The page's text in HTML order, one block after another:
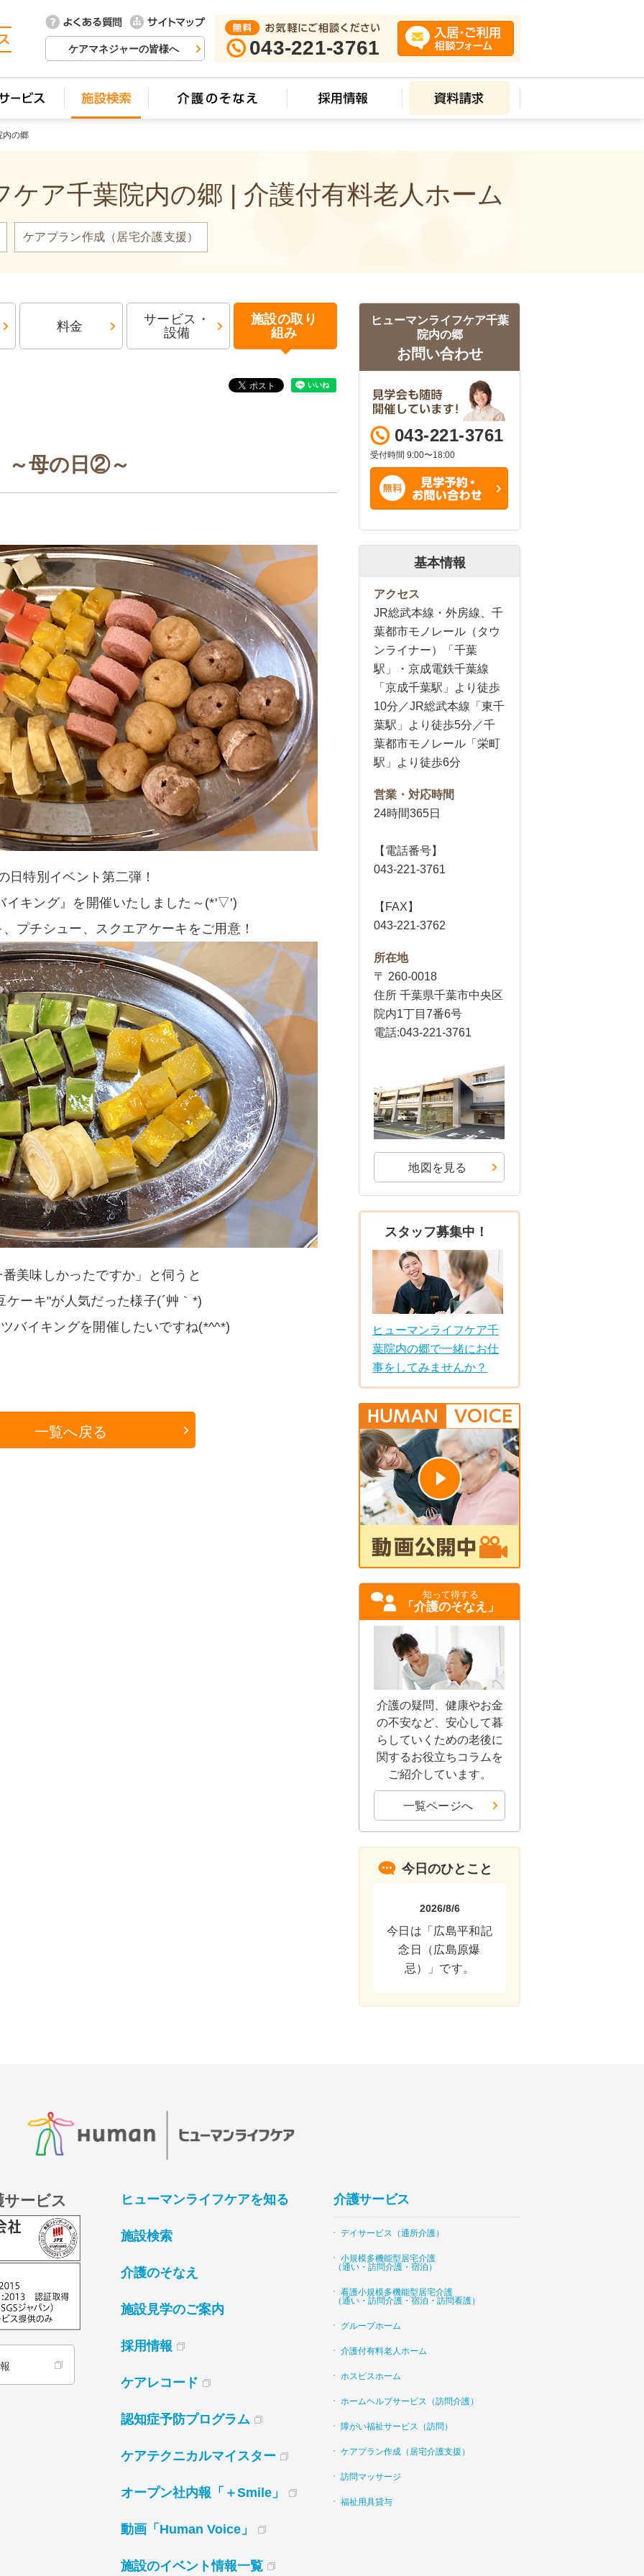
ケアマネジャーの皆様へ 043-221-3761
内の郷
ア千葉院内の郷 | 介護付有料老人ホーム
ケアプラン作成（居宅介護支援）
料金
サービス・
設備
施設の取り
組み
～母の日②～
日特別イベント第二弾！
イキング』を開催いたしました～(*'▽')
プチシュー、スクエアケーキをご用意！
美味しかったですか」と伺うと
ケーキ"が人気だった様子(´艸｀*)
バイキングを開催したいですね(*^^*)
一覧へ戻る
ヒューマンライフケア千葉
院内の郷
お問い合わせ
043-221-3761
受付時間 9:00〜18:00
基本情報
アクセス
JR総武本線・外房線、千
葉都市モノレール（タウ
ンライナー）「千葉
駅」・京成電鉄千葉線
「京成千葉駅」より徒歩
10分／JR総武本線「東千
葉駅」より徒歩5分／千
葉都市モノレール「栄町
駅」より徒歩6分
営業・対応時間
24時間365日
【電話番号】
043-221-3761
【FAX】
043-221-3762
所在地
〒 260-0018
住所 千葉県千葉市中央区
院内1丁目7番6号
電話:043-221-3761
地図を見る
スタッフ募集中！
ヒューマンライフケア千
葉院内の郷で一緒にお仕
事をしてみませんか？
知って得する
「介護のそなえ」
介護の疑問、健康やお金
の不安など、安心して暮
らしていくための老後に
関するお役立ちコラムを
ご紹介しています。
一覧ページへ
今日のひとこと
2026/8/6
今日は「広島平和記
念日（広島原爆
忌）」です。
ービス ヒューマンライフケアを知る
施設検索
介護のそなえ
施設見学のご案内
採用情報
ケアレコード
認知症予防プログラム
ケアテクニカルマイスター
オープン社内報「＋Smile」
動画「Human Voice」
施設のイベント情報一覧
介護サービス
デイサービス（通所介護）
小規模多機能型居宅介護
（通い・訪問介護・宿泊）
看護小規模多機能型居宅介護
（通い・訪問介護・宿泊・訪問看護）
グループホーム
介護付有料老人ホーム
ホスピスホーム
ホームヘルプサービス（訪問介護）
障がい福祉サービス（訪問）
ケアプラン作成（居宅介護支援）
訪問マッサージ
福祉用具貸与